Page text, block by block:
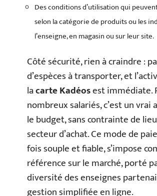
Des conditions d’utilisation qui
selon la catégorie de produits ou les
l’enseigne, en magasin ou sur leur site.
Côté sécurité, rien à craindre :
d’espèces à transporter, et
lacarte Kadéosest immédiate.
nombreux salariés, c’est un vrai
le budget, sans contrainte de
secteur d’achat. Ce mode de
fois souple et fiable, s’impose
référence sur le marché, porté
diversité des enseignes
gestion simplifiée en ligne.